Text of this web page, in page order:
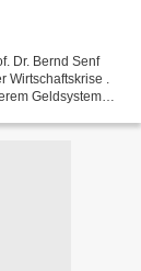
Dr. Bernd Senf
Wirtschaftskrise .
Geldsystem